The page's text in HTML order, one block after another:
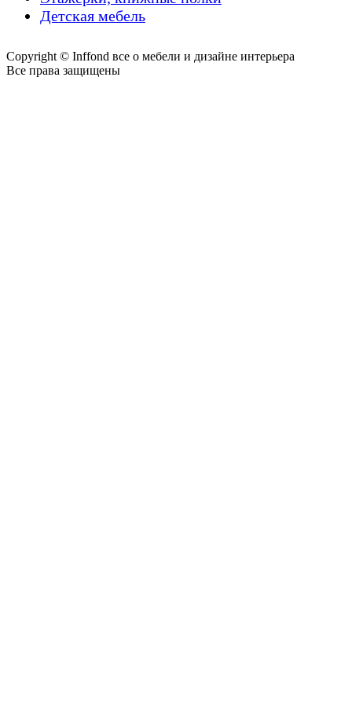
Детская мебель
Copyright © Inffond все о мебели и дизайне интерьера
Все права защищены